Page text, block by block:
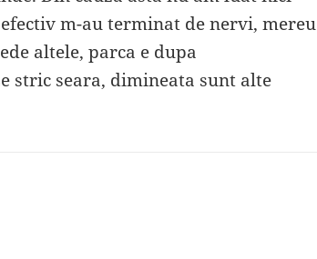
m-au terminat de nervi, mereu
altele, parca e dupa
stric seara, dimineata sunt alte